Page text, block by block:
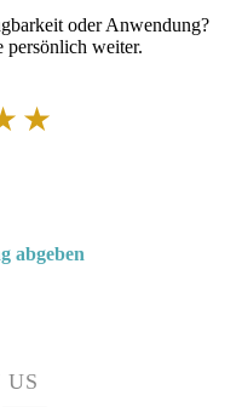
oder Anwendung?
persönlich weiter.
abgeben
US